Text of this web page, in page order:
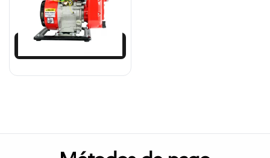
$813.833
Añadir al carrito